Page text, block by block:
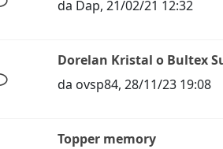
da Dap,21/02/21 12:32
Dorelan Kristal o Bultex
da ovsp84,28/11/23 19:08
Topper memory